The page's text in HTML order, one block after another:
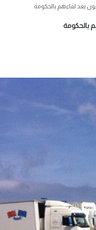
بعد لقاءهم بالحكومة
بالحكومة